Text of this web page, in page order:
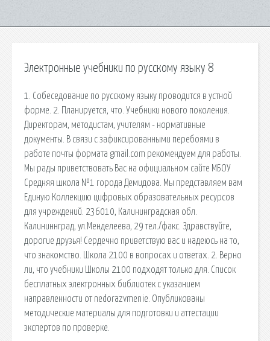
Электронные учебники по русскому языку 8
1. Собеседование по русскому языку проводится в устной
форме. 2. Планируется, что. Учебники нового поколения.
Директорам, методистам, учителям - нормативные
документы. В связи с зафиксированными перебоями в
работе почты формата gmail.com рекомендуем для работы.
Мы рады приветствовать Вас на официальном сайте МБОУ
Средняя школа №1 города Демидова. Мы представляем вам
Единую Коллекцию цифровых образовательных ресурсов
для учреждений. 236010, Калининградская обл.
Калининнград, ул.Менделеева, 29 тел./факс. Здравствуйте,
дорогие друзья! Сердечно приветствую вас и надеюсь на то,
что знакомство. Школа 2100 в вопросах и ответах. 2. Верно
ли, что учебники Школы 2100 подходят только для. Список
бесплатных электронных библиотек с указанием
направленности от nedorazvmenie. Опубликованы
методические материалы для подготовки и аттестации
экспертов по проверке.